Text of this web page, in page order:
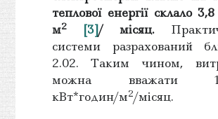
теплової енергії склало
м2 [3]/ місяц.
системи разрахований
2.02. Таким чином,
можна вважати
кВт*годин/м2/місяц.